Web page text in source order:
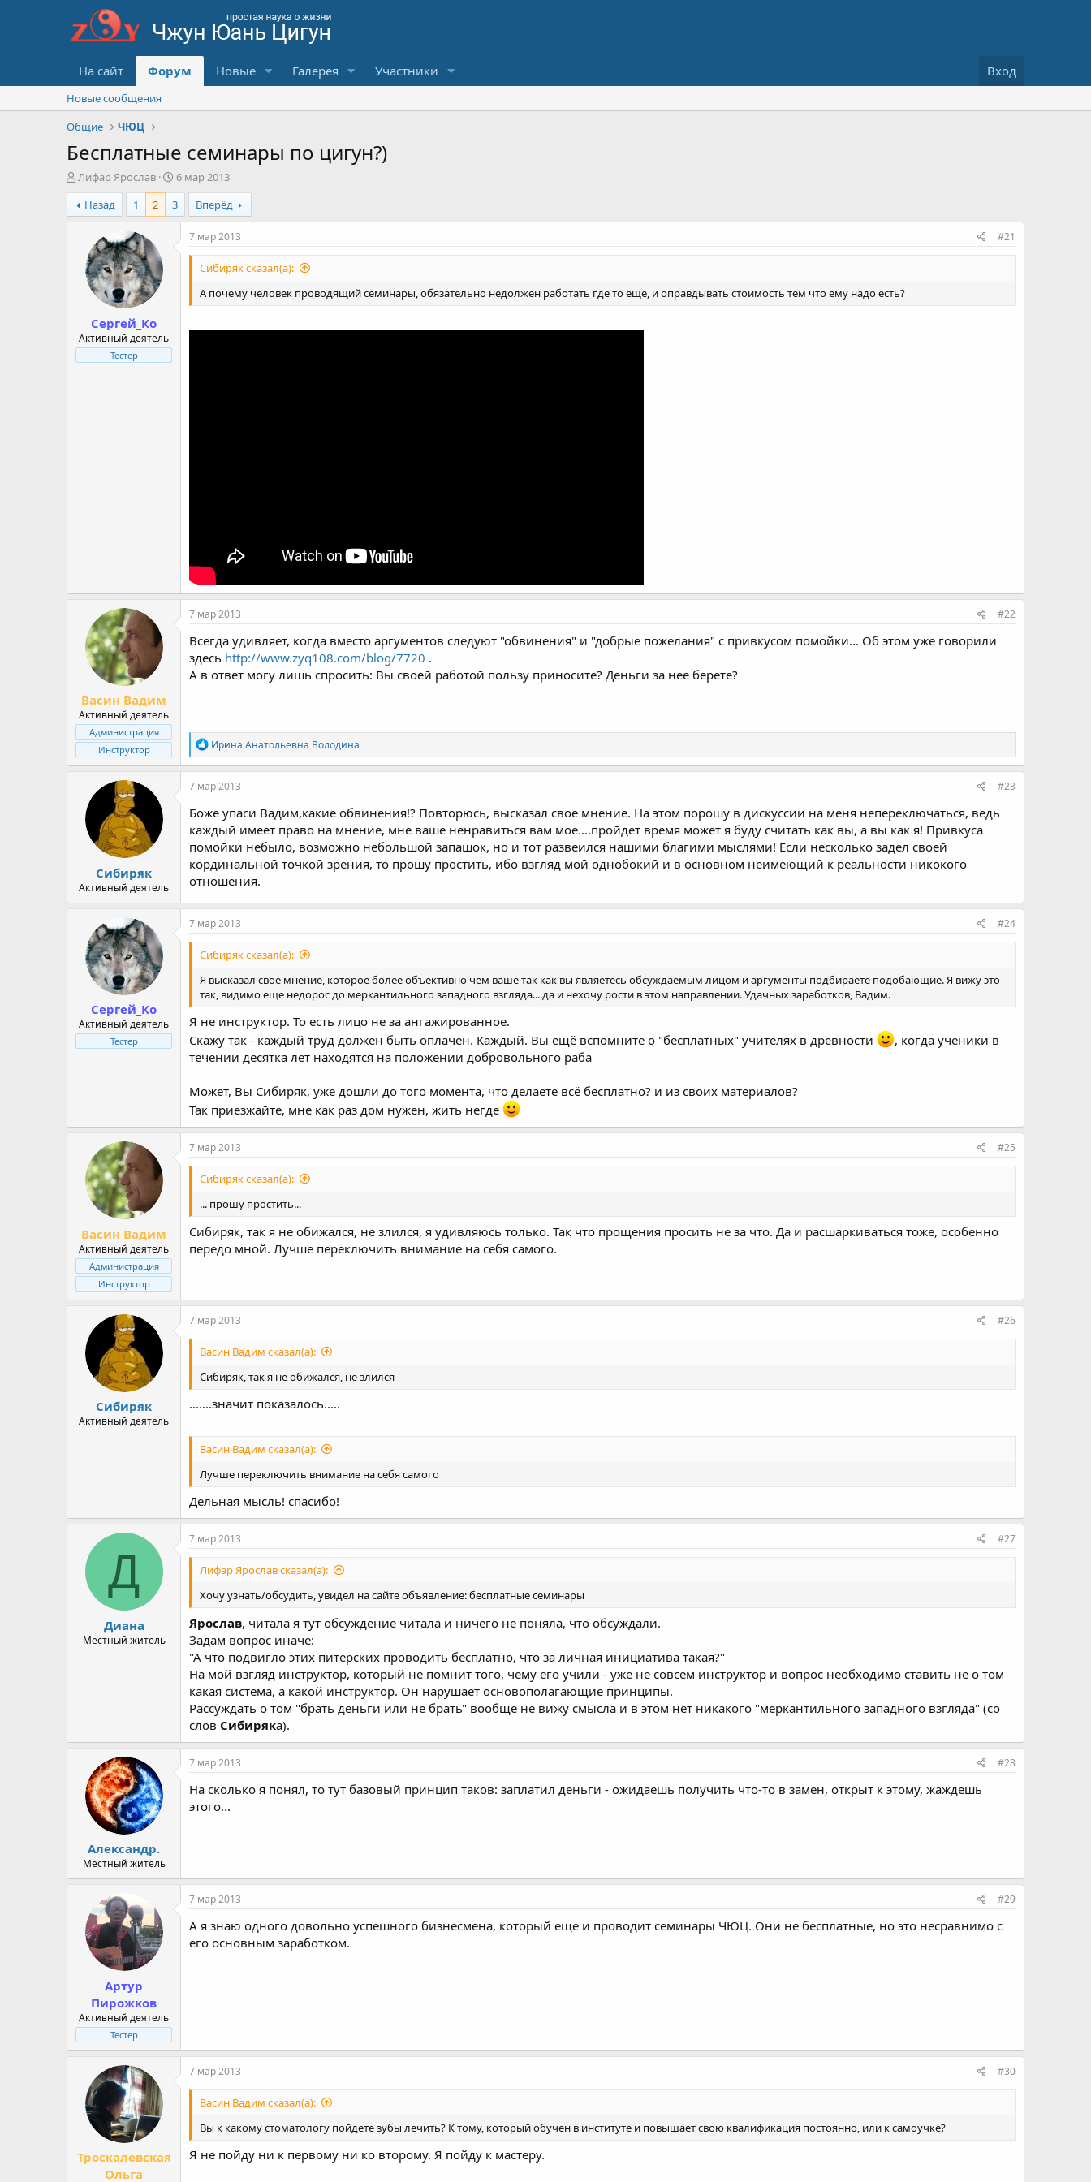
На сайт Форум Новые Галерея Участники Вход
Новые сообщения
Общие
ЧЮЦ
Бесплатные семинары по цигун?)
А
в
т
о
Лифар Ярослав
Д
а
т
а
6 мар 2013
Назад
1 2 3 Вперёд
Сергей_Ко
Активный деятель
Тестер
7 мар 2013 #21
Сибиряк сказал(а):
А почему человек проводящий семинары, обязательно недолжен работать где то еще, и оправдывать стоимость тем что ему надо есть?
Васин Вадим
Активный деятель
Администрация
Инструктор
7 мар 2013 #22
Всегда удивляет, когда вместо аргументов следуют "обвинения" и "добрые пожелания" с привкусом помойки... Об этом уже говорили
здесь http://www.zyq108.com/blog/7720 .
А в ответ могу лишь спросить: Вы своей работой пользу приносите? Деньги за нее берете?
R
e
a
c
t
i
o
n
s
Ирина Анатольевна Володина
Сибиряк
Активный деятель
7 мар 2013 #23
Боже упаси Вадим,какие обвинения!? Повторюсь, высказал свое мнение. На этом порошу в дискуссии на меня непереключаться, ведь
каждый имеет право на мнение, мне ваше ненравиться вам мое....пройдет время может я буду считать как вы, а вы как я! Привкуса
помойки небыло, возможно небольшой запашок, но и тот развеился нашими благими мыслями! Если несколько задел своей
кординальной точкой зрения, то прошу простить, ибо взгляд мой однобокий и в основном неимеющий к реальности никокого
отношения.
Сергей_Ко
Активный деятель
Тестер
7 мар 2013 #24
Сибиряк сказал(а):
Я высказал свое мнение, которое более объективно чем ваше так как вы являетесь обсуждаемым лицом и аргументы подбираете подобающие. Я вижу это
так, видимо еще недорос до меркантильного западного взгляда....да и нехочу рости в этом направлении. Удачных заработков, Вадим.
Я не инструктор. То есть лицо не за ангажированное.
Скажу так - каждый труд должен быть оплачен. Каждый. Вы ещё вспомните о "бесплатных" учителях в древности
, когда ученики в
течении десятка лет находятся на положении добровольного раба
Может, Вы Сибиряк, уже дошли до того момента, что делаете всё бесплатно? и из своих материалов?
Так приезжайте, мне как раз дом нужен, жить негде
Васин Вадим
Активный деятель
Администрация
Инструктор
7 мар 2013 #25
Сибиряк сказал(а):
... прошу простить...
Сибиряк, так я не обижался, не злился, я удивляюсь только. Так что прощения просить не за что. Да и расшаркиваться тоже, особенно
передо мной. Лучше переключить внимание на себя самого.
Сибиряк
Активный деятель
7 мар 2013 #26
Васин Вадим сказал(а):
Сибиряк, так я не обижался, не злился
.......значит показалось.....
Васин Вадим сказал(а):
Лучше переключить внимание на себя самого
Дельная мысль! спасибо!
Д
Диана
Местный житель
7 мар 2013 #27
Лифар Ярослав сказал(а):
Хочу узнать/обсудить, увидел на сайте объявление: бесплатные семинары
Ярослав, читала я тут обсуждение читала и ничего не поняла, что обсуждали.
Задам вопрос иначе:
"А что подвигло этих питерских проводить бесплатно, что за личная инициатива такая?"
На мой взгляд инструктор, который не помнит того, чему его учили - уже не совсем инструктор и вопрос необходимо ставить не о том
какая система, а какой инструктор. Он нарушает основополагающие принципы.
Рассуждать о том "брать деньги или не брать" вообще не вижу смысла и в этом нет никакого "меркантильного западного взгляда" (со
слов Сибиряка).
Александр.
Местный житель
7 мар 2013 #28
На сколько я понял, то тут базовый принцип таков: заплатил деньги - ожидаешь получить что-то в замен, открыт к этому, жаждешь
этого...
Артур
Пирожков
Активный деятель
Тестер
7 мар 2013 #29
А я знаю одного довольно успешного бизнесмена, который еще и проводит семинары ЧЮЦ. Они не бесплатные, но это несравнимо с
его основным заработком.
Троскалевская
Ольга
7 мар 2013 #30
Васин Вадим сказал(а):
Вы к какому стоматологу пойдете зубы лечить? К тому, который обучен в институте и повышает свою квалификация постоянно, или к самоучке?
Я не пойду ни к первому ни ко второму. Я пойду к мастеру.